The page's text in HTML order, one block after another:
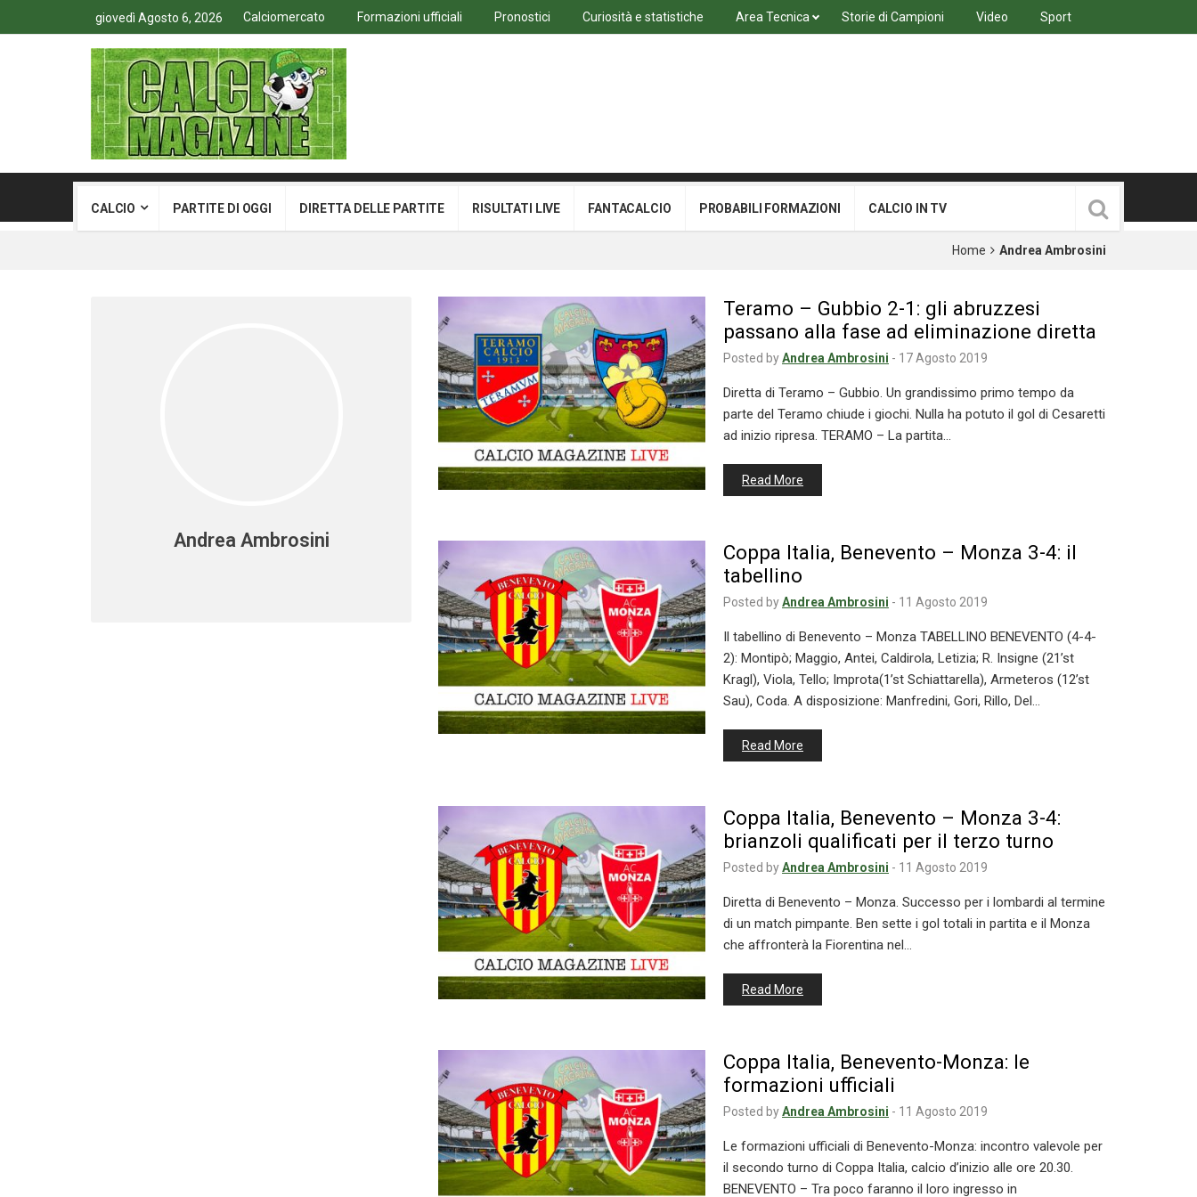
giovedì Agosto 6, 2026 Calciomercato Formazioni ufficiali Pronostici Curiosità e statistiche Area Tecnica Storie di Campioni Video Sport
CALCIO PARTITE DI OGGI DIRETTA DELLE PARTITE RISULTATI LIVE FANTACALCIO PROBABILI FORMAZIONI CALCIO IN TV
Home Andrea Ambrosini
Andrea Ambrosini
Teramo – Gubbio 2-1: gli abruzzesi
passano alla fase ad eliminazione diretta
Posted byAndrea Ambrosini - 17 Agosto 2019
Diretta di Teramo – Gubbio. Un grandissimo primo tempo da
parte del Teramo chiude i giochi. Nulla ha potuto il gol di Cesaretti
ad inizio ripresa. TERAMO – La partita…
Read More
Coppa Italia, Benevento – Monza 3-4: il
tabellino
Posted byAndrea Ambrosini - 11 Agosto 2019
Il tabellino di Benevento – Monza TABELLINO BENEVENTO (4-4-
2): Montipò; Maggio, Antei, Caldirola, Letizia; R. Insigne (21’st
Kragl), Viola, Tello; Improta(1’st Schiattarella), Armeteros (12’st
Sau), Coda. A disposizione: Manfredini, Gori, Rillo, Del…
Read More
Coppa Italia, Benevento – Monza 3-4:
brianzoli qualificati per il terzo turno
Posted byAndrea Ambrosini - 11 Agosto 2019
Diretta di Benevento – Monza. Successo per i lombardi al termine
di un match pimpante. Ben sette i gol totali in partita e il Monza
che affronterà la Fiorentina nel…
Read More
Coppa Italia, Benevento-Monza: le
formazioni ufficiali
Posted byAndrea Ambrosini - 11 Agosto 2019
Le formazioni ufficiali di Benevento-Monza: incontro valevole per
il secondo turno di Coppa Italia, calcio d’inizio alle ore 20.30.
BENEVENTO – Tra poco faranno il loro ingresso in